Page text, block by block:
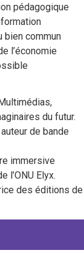
pédagogique
bien commun
l’économie
du futur.
de bande
immersive
l’ONU Elyx.
des éditions de